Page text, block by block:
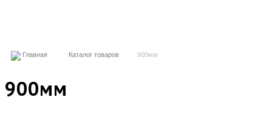
Главная Каталог товаров 900мм
900мм